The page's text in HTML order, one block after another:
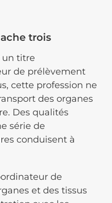
trois
un titre
de prélèvement
cette profession ne
des organes
Des qualités
série de
conduisent à
de
et des tissus